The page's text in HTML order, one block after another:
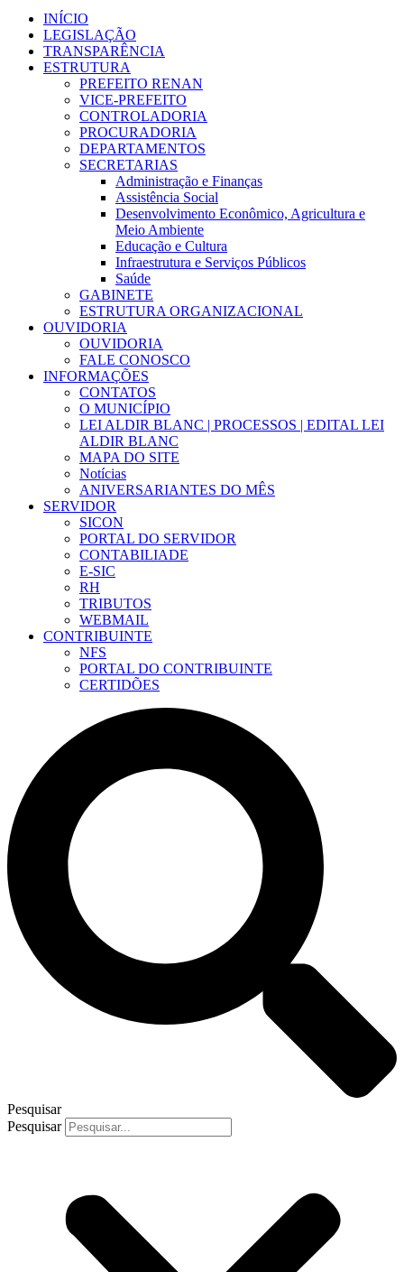
INÍCIO
LEGISLAÇÃO
TRANSPARÊNCIA
ESTRUTURA
PREFEITO RENAN
VICE-PREFEITO
CONTROLADORIA
PROCURADORIA
DEPARTAMENTOS
SECRETARIAS
Administração e Finanças
Assistência Social
Desenvolvimento Econômico, Agricultura e
Meio Ambiente
Educação e Cultura
Infraestrutura e Serviços Públicos
Saúde
GABINETE
ESTRUTURA ORGANIZACIONAL
OUVIDORIA
OUVIDORIA
FALE CONOSCO
INFORMAÇÕES
CONTATOS
O MUNICÍPIO
LEI ALDIR BLANC | PROCESSOS | EDITAL LEI
ALDIR BLANC
MAPA DO SITE
Notícias
ANIVERSARIANTES DO MÊS
SERVIDOR
SICON
PORTAL DO SERVIDOR
CONTABILIADE
E-SIC
RH
TRIBUTOS
WEBMAIL
CONTRIBUINTE
NFS
PORTAL DO CONTRIBUINTE
CERTIDÕES
Pesquisar
Pesquisar